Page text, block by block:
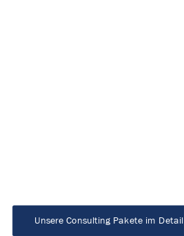
Unsere Consulting Pakete im Detail